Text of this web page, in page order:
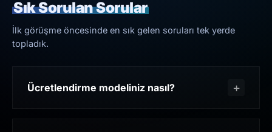
Sık Sorulan Sorular
İlk görüşme öncesinde en sık gelen soruları tek yerde
topladık.
Ücretlendirme modeliniz nasıl?